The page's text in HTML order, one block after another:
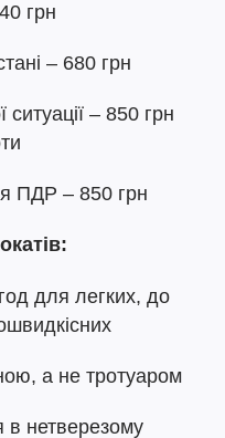
грн
– 680 грн
– 850 грн
ПДР – 850 грн
для легких, до
а не тротуаром
в нетверезому